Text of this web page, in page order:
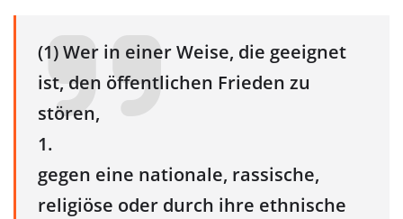
(1) Wer in einer Weise, die geeignet
ist, den öffentlichen Frieden zu
stören,
1.
gegen eine nationale, rassische,
religiöse oder durch ihre ethnische